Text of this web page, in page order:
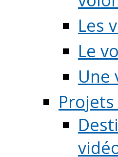
Les
Le
Une